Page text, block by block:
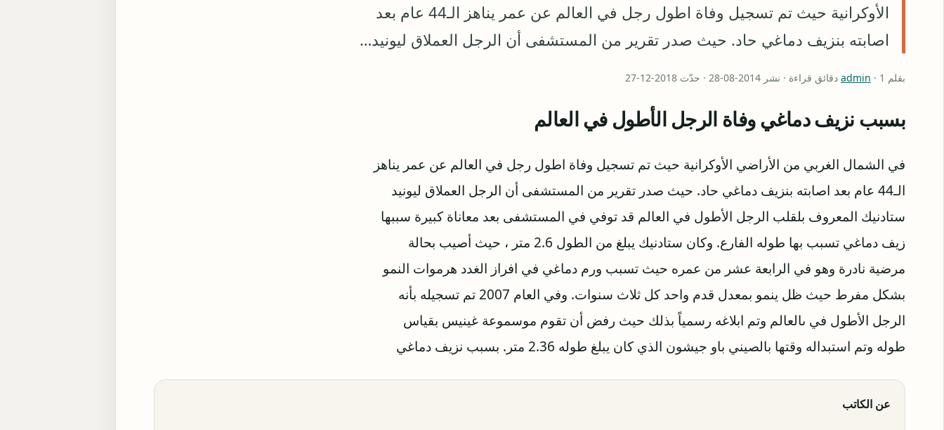
الأوكرانية حيث تم تسجيل وفاة اطول رجل في العالم عن عمر يناهز الـ44 عام بعد
اصابته بنزيف دماغي حاد. حيث صدر تقرير من المستشفى أن الرجل العملاق ليونيد…
بقلم admin · 1 دقائق قراءة · نشر 2014-08-28 · حدّث 2018-12-27
بسبب نزيف دماغي وفاة الرجل الأطول في العالم
في الشمال الغربي من الأراضي الأوكرانية حيث تم تسجيل وفاة اطول رجل في العالم عن عمر يناهز
الـ44 عام بعد اصابته بنزيف دماغي حاد. حيث صدر تقرير من المستشفى أن الرجل العملاق ليونيد
ستادنيك المعروف بلقلب الرجل الأطول في العالم قد توفي في المستشفى بعد معاناة كبيرة سببها
زيف دماغي تسبب بها طوله الفارع. وكان ستادنيك يبلغ من الطول 2.6 متر ، حيث أصيب بحالة
مرضية نادرة وهو في الرابعة عشر من عمره حيث تسبب ورم دماغي في افراز الغدد هرموات النمو
بشكل مفرط حيث ظل ينمو بمعدل قدم واحد كل ثلاث سنوات. وفي العام 2007 تم تسجيله بأنه
الرجل الأطول في ىالعالم وتم ابلاغه رسمياً بذلك حيث رفض أن تقوم موسموعة غينيس بقياس
طوله وتم استبداله وقتها بالصيني باو جيشون الذي كان يبلغ طوله 2.36 متر. بسبب نزيف دماغي
عن الكاتب